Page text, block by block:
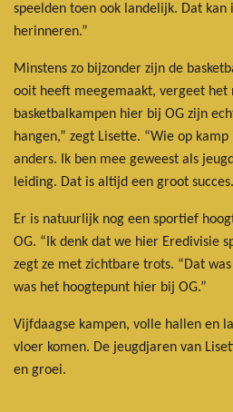
speelden toen ook landelijk. Dat kan
herinneren.”
Minstens zo bijzonder zijn de
ooit heeft meegemaakt, vergeet het
basketbalkampen hier bij OG zijn
hangen,” zegt Lisette. “Wie op
anders. Ik ben mee geweest als
leiding. Dat is altijd een groot
Er is natuurlijk nog een sportief
OG. “Ik denk dat we hier Eredivisie
zegt ze met zichtbare trots. “Dat
was het hoogtepunt hier bij OG.”
Vijfdaagse kampen, volle hallen en
vloer komen. De jeugdjaren van
en groei.